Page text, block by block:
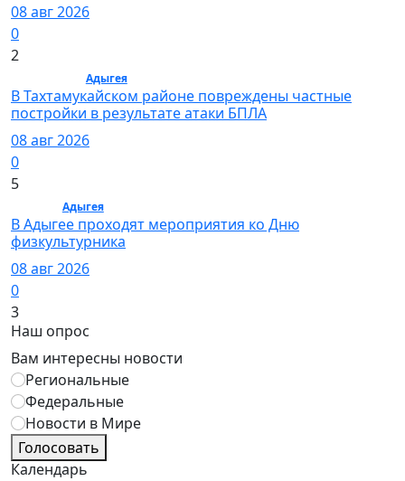
08 авг 2026
0
2
Адыгея/ Общество
В Тахтамукайском районе повреждены частные
постройки в результате атаки БПЛА
08 авг 2026
0
5
Адыгея/ Спорт
В Адыгее проходят мероприятия ко Дню
физкультурника
08 авг 2026
0
3
Наш опрос
Вам интересны новости
Региональные
Федеральные
Новости в Мире
Голосовать
Календарь